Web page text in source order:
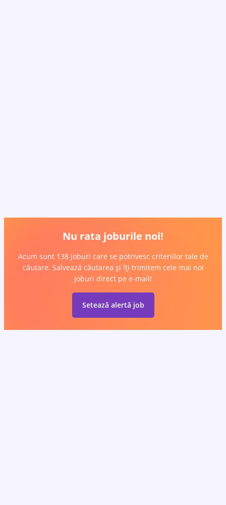
Nu rata joburile noi!
Acum sunt 138 joburi care se potrivesc criteriilor tale de
căutare. Salvează căutarea și îți trimitem cele mai noi
joburi direct pe e-mail!
Setează alertă job